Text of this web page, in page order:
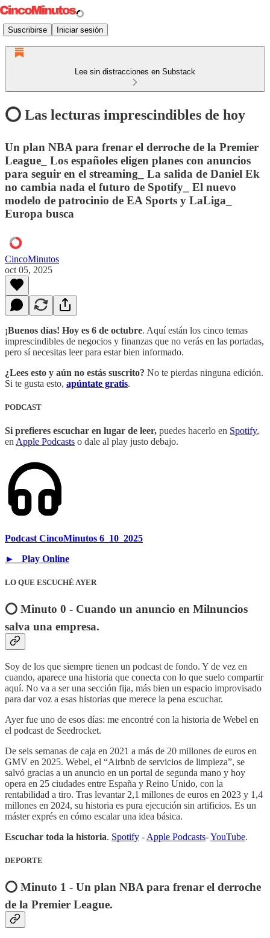
Suscribirse Iniciar sesión
Lee sin distracciones en Substack
⭕️ Las lecturas imprescindibles de hoy
Un plan NBA para frenar el derroche de la Premier
League_ Los españoles eligen planes con anuncios
para seguir en el streaming_ La salida de Daniel Ek
no cambia nada el futuro de Spotify_ El nuevo
modelo de patrocinio de EA Sports y LaLiga_
Europa busca
CincoMinutos
oct 05, 2025
¡Buenos días! Hoy es 6 de octubre. Aquí están los cinco temas
imprescindibles de negocios y finanzas que no verás en las portadas,
pero sí necesitas leer para estar bien informado.
¿Lees esto y aún no estás suscrito? No te pierdas ninguna edición.
Si te gusta esto, apúntate gratis.
PODCAST
Si prefieres escuchar en lugar de leer, puedes hacerlo en Spotify,
en Apple Podcasts o dale al play justo debajo.
Podcast CincoMinutos 6_10_2025
► Play Online
LO QUE ESCUCHÉ AYER
⭕️ Minuto 0 - Cuando un anuncio en Milnuncios
salva una empresa.
Soy de los que siempre tienen un podcast de fondo. Y de vez en
cuando, aparece una historia que conecta con lo que suelo compartir
aquí. No va a ser una sección fija, más bien un espacio improvisado
para dar voz a esas historias que merece la pena escuchar.
Ayer fue uno de esos días: me encontré con la historia de Webel en
el podcast de Seedrocket.
De seis semanas de caja en 2021 a más de 20 millones de euros en
GMV en 2025. Webel, el “Airbnb de servicios de limpieza”, se
salvó gracias a un anuncio en un portal de segunda mano y hoy
opera en 25 ciudades entre España y Reino Unido, con la
rentabilidad a tiro. Tras levantar 2,1 millones de euros en 2023 y 1,4
millones en 2024, su historia es pura ejecución sin artificios. Es un
máster exprés en cómo escalar una idea básica.
Escuchar toda la historia. Spotify - Apple Podcasts-YouTube.
DEPORTE
⭕️ Minuto 1 - Un plan NBA para frenar el derroche
de la Premier League.